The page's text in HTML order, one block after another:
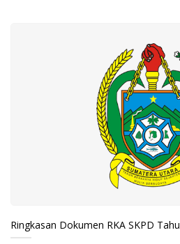
Ringkasan Dokumen RKA SKPD